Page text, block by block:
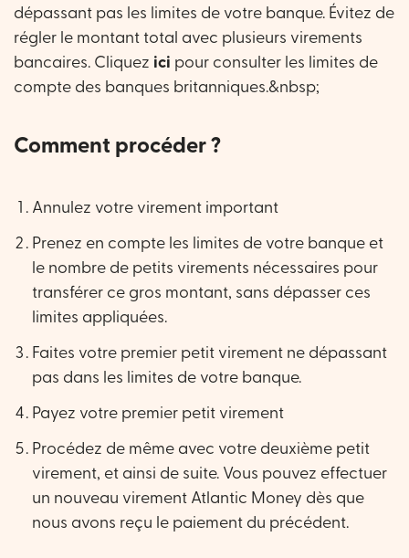
dépassant pas les limites de votre banque. Évitez de
régler le montant total avec plusieurs virements
bancaires. Cliquez ici pour consulter les limites de
compte des banques britanniques.&nbsp;
Comment procéder ?
Annulez votre virement important
Prenez en compte les limites de votre banque et
le nombre de petits virements nécessaires pour
transférer ce gros montant, sans dépasser ces
limites appliquées.
Faites votre premier petit virement ne dépassant
pas dans les limites de votre banque.
Payez votre premier petit virement
Procédez de même avec votre deuxième petit
virement, et ainsi de suite. Vous pouvez effectuer
un nouveau virement Atlantic Money dès que
nous avons reçu le paiement du précédent.